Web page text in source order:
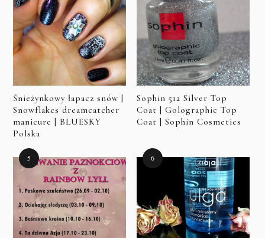
Śnieżynkowy łapacz snów |
Snowflakes dreamcatcher
manicure | BLUESKY
Polska
Sophin 512 Silver Top
Coat | Golographic Top
Coat | Sophin Cosmetics